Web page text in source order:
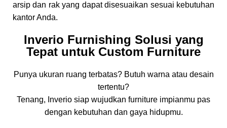
arsip dan rak yang dapat disesuaikan sesuai kebutuhan
kantor Anda.
Inverio Furnishing Solusi yang
Tepat untuk Custom Furniture
Punya ukuran ruang terbatas? Butuh warna atau desain
tertentu?
Tenang, Inverio siap wujudkan furniture impianmu pas
dengan kebutuhan dan gaya hidupmu.